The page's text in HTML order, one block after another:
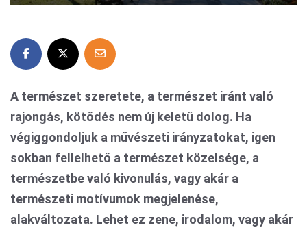
A természet szeretete, a természet iránt való
rajongás, kötődés nem új keletű dolog. Ha
végiggondoljuk a művészeti irányzatokat, igen
sokban fellelhető a természet közelsége, a
természetbe való kivonulás, vagy akár a
természeti motívumok megjelenése,
alakváltozata. Lehet ez zene, irodalom, vagy akár